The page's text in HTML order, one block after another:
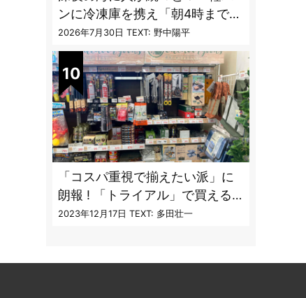
ンに冷凍庫を携え「朝4時までホ
タルイカ掬い」の奮闘記
2026年7月30日 TEXT: 野中陽平
「コスパ重視で揃えたい派」に
朗報 ! 「トライアル」で買える
キャンプ道具7品
2023年12月17日 TEXT: 多田壮一